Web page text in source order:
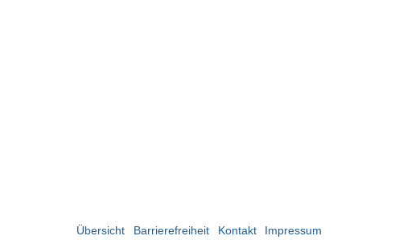
Übersicht Barrierefreiheit Kontakt Impressum